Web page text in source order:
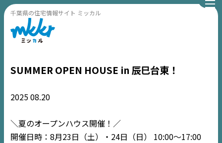
千葉県の住宅情報サイト ミッカル
SUMMER OPEN HOUSE in 辰巳台東！
202508.20
＼夏のオープンハウス開催！／
開催日時：8月23日（土）・24日（日） 10:00〜17:00